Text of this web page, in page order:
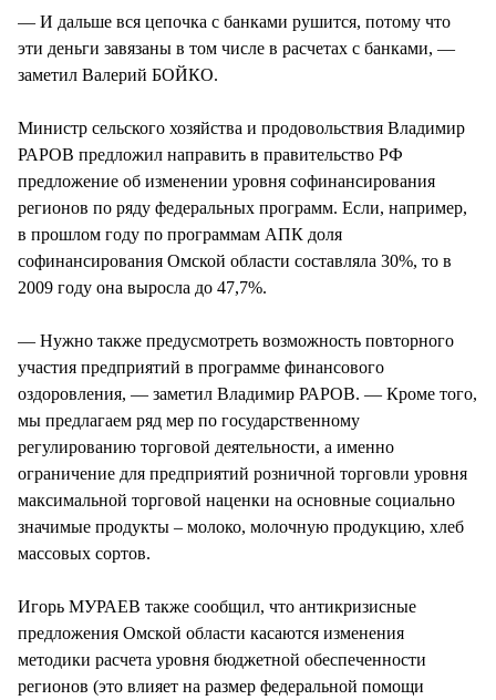
— И дальше вся цепочка с банками рушится, потому что
эти деньги завязаны в том числе в расчетах с банками, —
заметил Валерий БОЙКО.
Министр сельского хозяйства и продовольствия Владимир
РАРОВ предложил направить в правительство РФ
предложение об изменении уровня софинансирования
регионов по ряду федеральных программ. Если, например,
в прошлом году по программам АПК доля
софинансирования Омской области составляла 30%, то в
2009 году она выросла до 47,7%.
— Нужно также предусмотреть возможность повторного
участия предприятий в программе финансового
оздоровления, — заметил Владимир РАРОВ. — Кроме того,
мы предлагаем ряд мер по государственному
регулированию торговой деятельности, а именно
ограничение для предприятий розничной торговли уровня
максимальной торговой наценки на основные социально
значимые продукты – молоко, молочную продукцию, хлеб
массовых сортов.
Игорь МУРАЕВ также сообщил, что антикризисные
предложения Омской области касаются изменения
методики расчета уровня бюджетной обеспеченности
регионов (это влияет на размер федеральной помощи